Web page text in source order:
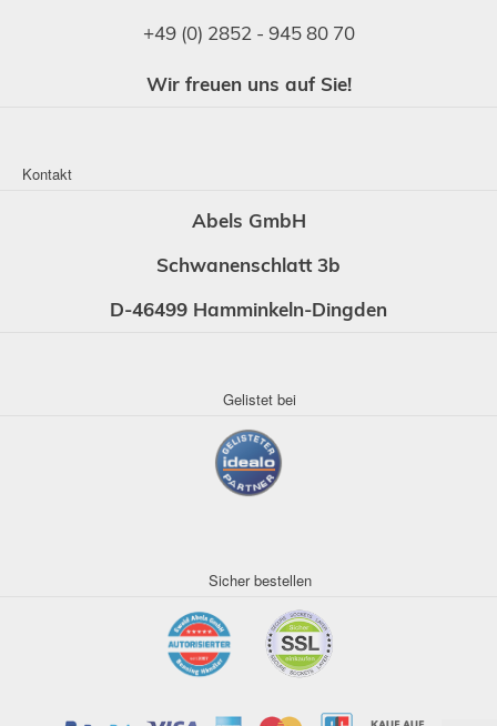
+49 (0) 2852 - 945 80 70
Wir freuen uns auf Sie!
Kontakt
Abels GmbH
Schwanenschlatt 3b
D-46499 Hamminkeln-Dingden
Gelistet bei
Sicher bestellen